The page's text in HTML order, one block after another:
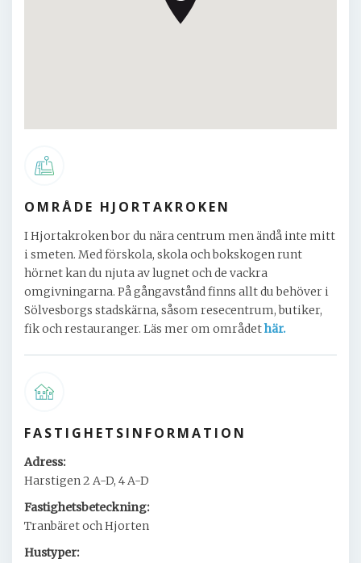
OMRÅDE HJORTAKROKEN
I Hjortakroken bor du nära centrum men ändå inte mitt
i smeten. Med förskola, skola och bokskogen runt
hörnet kan du njuta av lugnet och de vackra
omgivningarna. På gångavstånd finns allt du behöver i
Sölvesborgs stadskärna, såsom resecentrum, butiker,
fik och restauranger. Läs mer om områdethär.
FASTIGHETSINFORMATION
Adress:
Harstigen 2 A-D, 4 A-D
Fastighetsbeteckning:
Tranbäret och Hjorten
Hustyper: